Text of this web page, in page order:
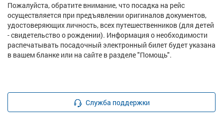
Пожалуйста, обратите внимание, что посадка на рейс
осуществляется при предъявлении оригиналов документов,
удостоверяющих личность, всех путешественников (для детей
- свидетельство о рождении). Информация о необходимости
распечатывать посадочный электронный билет будет указана
в вашем бланке или на сайте в разделе "Помощь".
Служба поддержки